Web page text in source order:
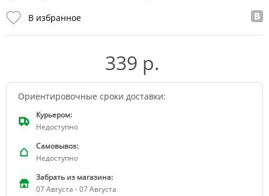
В избранное
339 р.
Ориентировочные сроки доставки:
Курьером:
Недоступно
Самовывоз:
Недоступно
Забрать из магазина:
07 Августа - 07 Августа